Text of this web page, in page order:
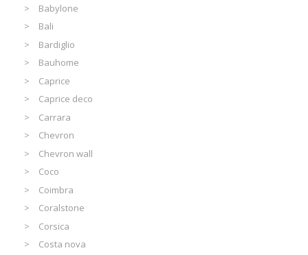
Babylone
Bali
Bardiglio
Bauhome
Caprice
Caprice deco
Carrara
Chevron
Chevron wall
Coco
Coimbra
Coralstone
Corsica
Costa nova